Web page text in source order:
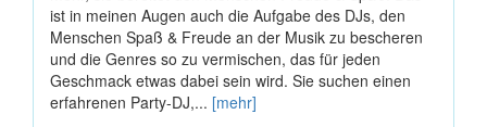
ist in meinen Augen auch die Aufgabe des DJs, den
Menschen Spaß & Freude an der Musik zu bescheren
und die Genres so zu vermischen, das für jeden
Geschmack etwas dabei sein wird. Sie suchen einen
erfahrenen Party-DJ,... [mehr]